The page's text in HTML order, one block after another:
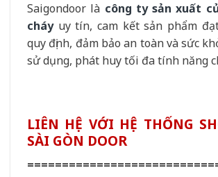
Saigondoor là công ty sản xuất
cháyuy tín, cam kết sản phẩm
quy định, đảm bảo an toàn và sức
sử dụng, phát huy tối đa tính năng
LIÊN HỆ VỚI HỆ THỐNG
SÀI GÒN DOOR